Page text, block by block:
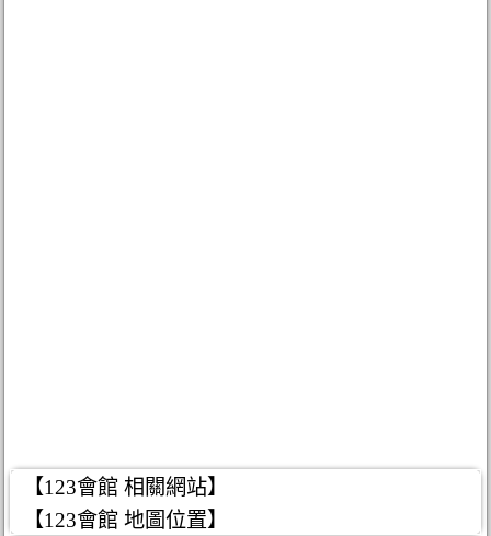
【123會館 相關網站】
【123會館 地圖位置】